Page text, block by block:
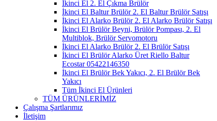
İkinci El 2. El Çıkma Brülör
İkinci El Baltur Brülör 2. El Baltur Brülör Satışı
İkinci El Alarko Brülör 2. El Alarko Brülör Satışı
İkinci El Brülör Beyni, Brülör Pompası, 2. El
Multiblok, Brülör Servomotoru
İkinci El Alarko Brülör 2. El Brülör Satışı
İkinci El Brülör Alarko Üret Riello Baltur
Ecostar 05422146350
İkinci El Brülör Bek Yakıcı, 2. El Brülör Bek
Yakıcı
Tüm İkinci El Ürünleri
TÜM ÜRÜNLERİMİZ
Çalışma Şartlarımız
İletişim